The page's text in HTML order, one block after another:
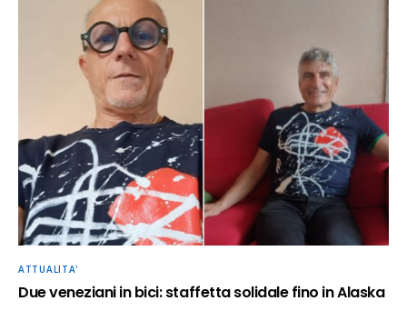
ATTUALITA'
Due veneziani in bici: staffetta solidale fino in Alaska